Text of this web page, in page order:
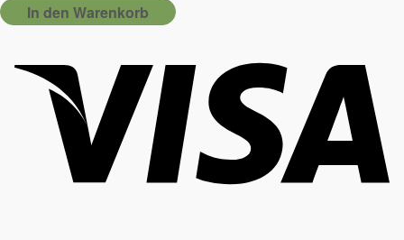
In den Warenkorb